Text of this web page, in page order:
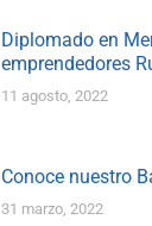
Diplomado en
emprendedores
11 agosto, 2022
Conoce nuestro
31 marzo, 2022